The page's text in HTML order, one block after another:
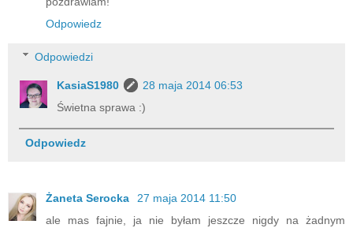
Odpowiedz
Odpowiedzi
KasiaS1980
28 maja 2014 06:53
Świetna sprawa :)
Odpowiedz
Żaneta Serocka
27 maja 2014 11:50
ale mas fajnie, ja nie byłam jeszcze nigdy na żadnym